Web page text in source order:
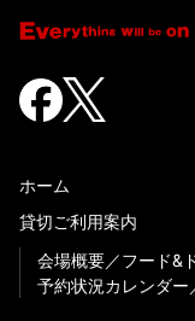
ホーム
貸切ご利用案内
会場概要
フード&
予約状況カレンダー